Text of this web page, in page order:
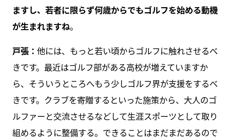
ますし、若者に限らず何歳からでもゴルフを始める動機
が生まれますね。
戸張： 他には、もっと若い頃からゴルフに触れさせるべ
きです。最近はゴルフ部がある高校が増えていますか
ら、そういうところへもう少しゴルフ界が支援をするべ
きです。クラブを寄贈するといった施策から、大人のゴ
ルファーと交流させるなどして生涯スポーツとして取り
組めるように整備する。できることはまだまだあるので